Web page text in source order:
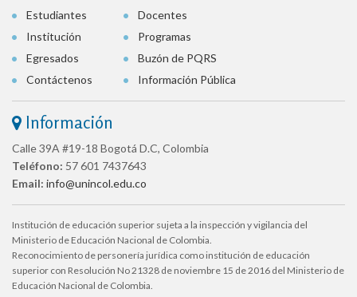
Estudiantes
Docentes
Institución
Programas
Egresados
Buzón de PQRS
Contáctenos
Información Pública
Información
Calle 39A #19-18 Bogotá D.C, Colombia
Teléfono: 57 601 7437643
Email: info@unincol.edu.co
Institución de educación superior sujeta a la inspección y vigilancia del
Ministerio de Educación Nacional de Colombia.
Reconocimiento de personería jurídica como institución de educación
superior con Resolución No 21328 de noviembre 15 de 2016 del Ministerio de
Educación Nacional de Colombia.